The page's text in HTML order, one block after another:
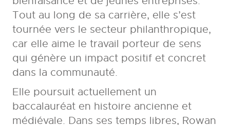
Tout au long de sa carrière, elle s’est
tournée vers le secteur philanthropique,
car elle aime le travail porteur de sens
qui génère un impact positif et concret
dans la communauté.
Elle poursuit actuellement un
baccalauréat en histoire ancienne et
médiévale. Dans ses temps libres, Rowan